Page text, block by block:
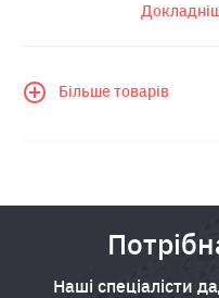
Більше товарів
Наші спеціалісти